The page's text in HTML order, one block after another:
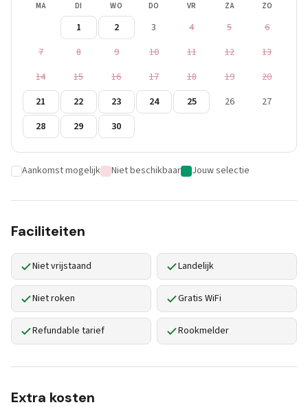
MA DI WO DO VR ZA ZO
1 2 3 4 5
6
7
8 9 10 11 12
13
14
15 16 17 18 19
20
21
22 23 24 25 26
27
28
29 30
Aankomst mogelijk Niet beschikbaar Jouw selectie
Faciliteiten
Niet vrijstaand Landelijk
Niet roken Gratis WiFi
Refundable tarief Rookmelder
Extra kosten